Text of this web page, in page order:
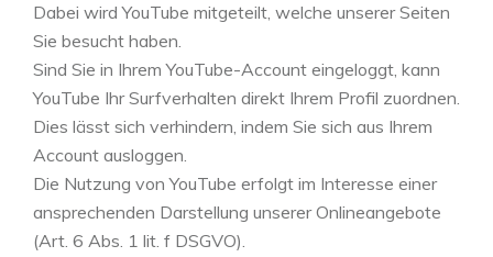
Dabei wird YouTube mitgeteilt, welche unserer Seiten
Sie besucht haben.
Sind Sie in Ihrem YouTube-Account eingeloggt, kann
YouTube Ihr Surfverhalten direkt Ihrem Profil zuordnen.
Dies lässt sich verhindern, indem Sie sich aus Ihrem
Account ausloggen.
Die Nutzung von YouTube erfolgt im Interesse einer
ansprechenden Darstellung unserer Onlineangebote
(Art. 6 Abs. 1 lit. f DSGVO).